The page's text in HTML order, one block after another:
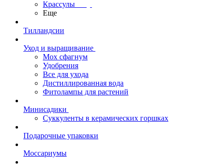
Крассулы
Еще
Тилландсии
Уход и выращивание
Мох сфагнум
Удобрения
Все для ухода
Дистиллированная вода
Фитолампы для растений
Минисадики
Суккуленты в керамических горшках
Подарочные упаковки
Моссариумы